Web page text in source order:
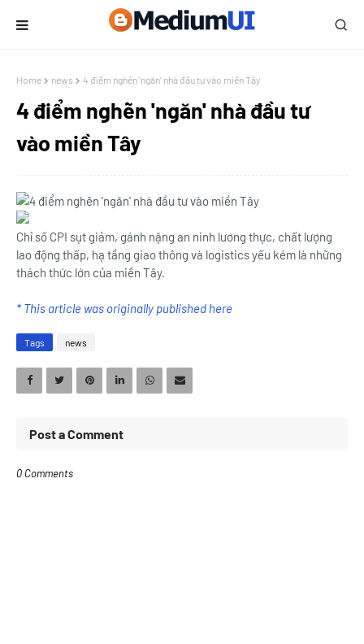
Home news 4 điểm nghẽn 'ngăn' nhà đầu tư vào miền Tây
4 điểm nghẽn 'ngăn' nhà đầu tư
vào miền Tây
Chỉ số CPI sụt giảm, gánh nặng an ninh lương thực, chất lượng
lao động thấp, hạ tầng giao thông và logistics yếu kém là những
thách thức lớn của miền Tây.
* This article was originally published here
Tags news
Post a Comment
0 Comments